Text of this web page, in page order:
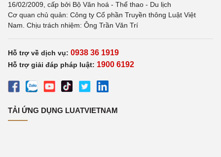
16/02/2009, cấp bởi Bộ Văn hoá - Thể thao - Du lịch
Cơ quan chủ quản: Công ty Cổ phần Truyền thông Luật Việt
Nam. Chịu trách nhiệm: Ông Trần Văn Trí
Hỗ trợ về dịch vụ: 0938 36 1919
Hỗ trợ giải đáp pháp luật: 1900 6192
TẢI ỨNG DỤNG LUATVIETNAM